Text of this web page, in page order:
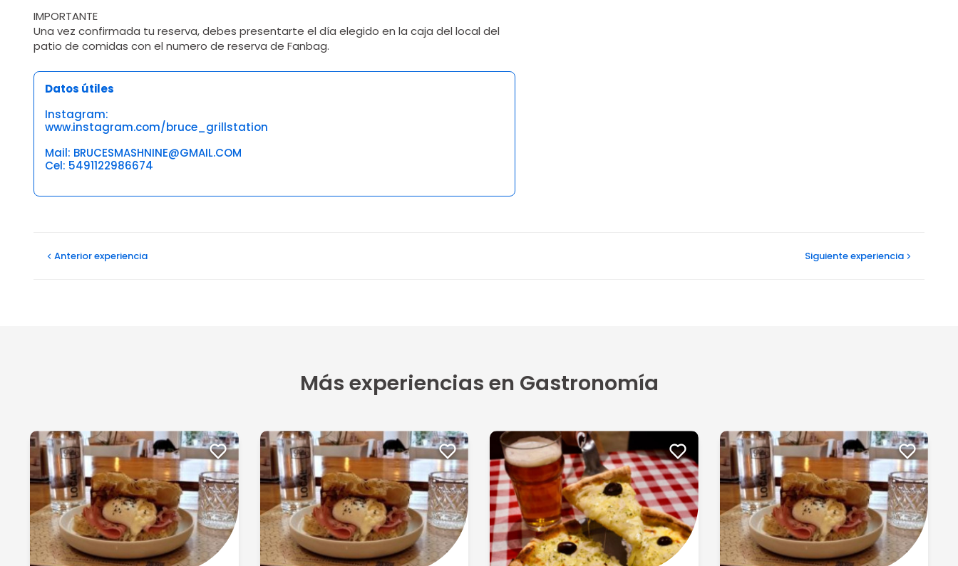
IMPORTANTE
Una vez confirmada tu reserva, debes presentarte el día elegido en la caja del local del
patio de comidas con el numero de reserva de Fanbag.
Datos útiles
Instagram:
www.instagram.com/bruce_grillstation
Mail: BRUCESMASHNINE@GMAIL.COM
Cel: 5491122986674
Anteriorexperiencia Siguienteexperiencia
Más experiencias en Gastronomía